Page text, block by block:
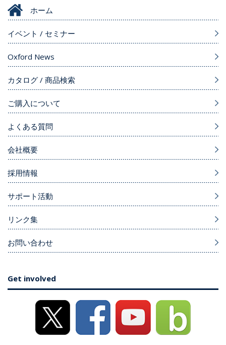
ホーム
イベント / セミナー
Oxford News
カタログ / 商品検索
ご購入について
よくある質問
会社概要
採用情報
サポート活動
リンク集
お問い合わせ
Get involved